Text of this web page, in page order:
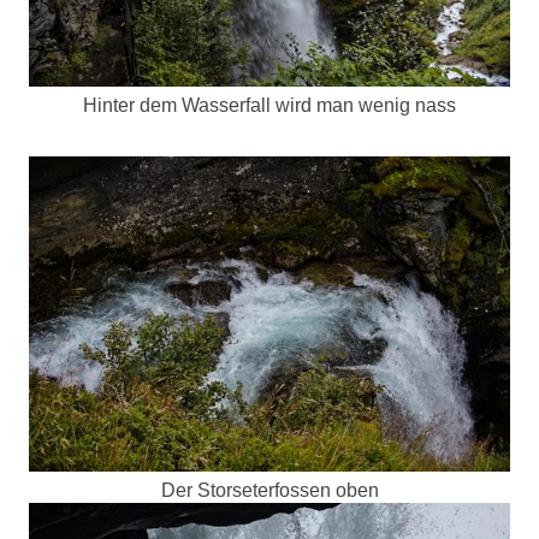
Hinter dem Wasserfall wird man wenig nass
Der Storseterfossen oben